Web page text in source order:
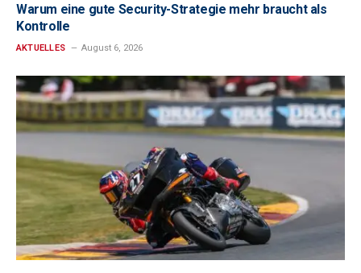
Warum eine gute Security-Strategie mehr braucht als
Kontrolle
AKTUELLES August 6, 2026